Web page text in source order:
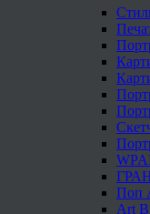
Поп
Art